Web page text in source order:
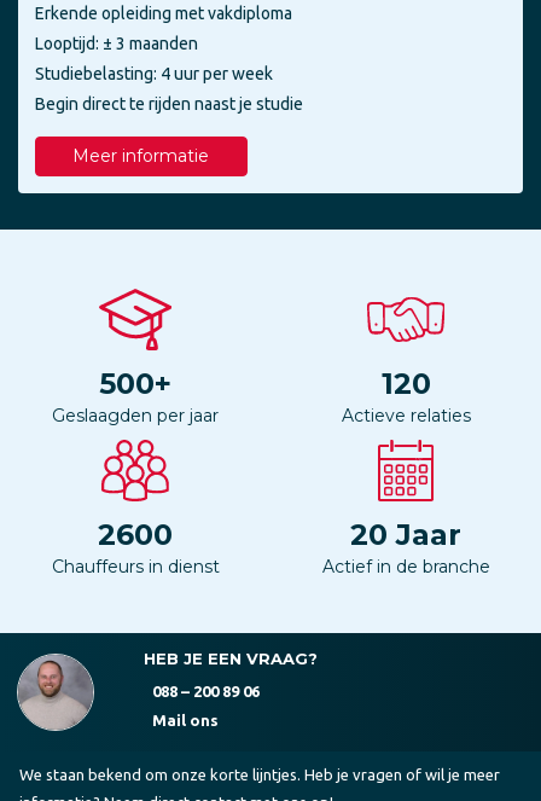
Erkende opleiding met vakdiploma
Looptijd: ± 3 maanden
Studiebelasting: 4 uur per week
Begin direct te rijden naast je studie
Meer informatie
500+
Geslaagden per jaar
120
Actieve relaties
2600
Chauffeurs in dienst
20 Jaar
Actief in de branche
HEB JE EEN VRAAG?
088 – 200 89 06
Mail ons
We staan bekend om onze korte lijntjes. Heb je vragen of wil je meer